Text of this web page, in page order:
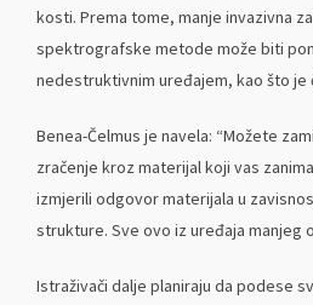
kosti. Prema tome, manje invazivna
spektrografske metode može biti
nedestruktivnim uređajem, kao što je
Benea-Čelmus je navela: “Možete
zračenje kroz materijal koji vas
izmjerili odgovor materijala u
strukture. Sve ovo iz uređaja manjeg
Istraživači dalje planiraju da podese